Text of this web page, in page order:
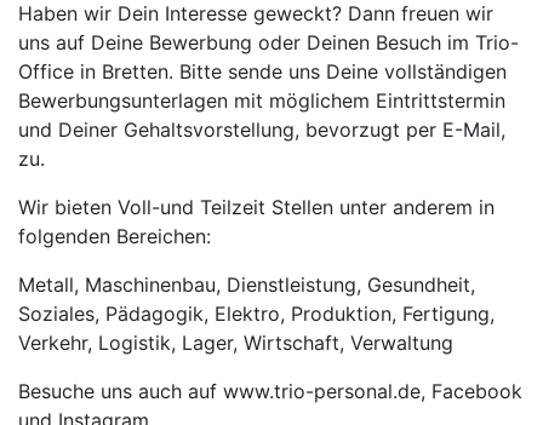
Haben wir Dein Interesse geweckt? Dann freuen wir
uns auf Deine Bewerbung oder Deinen Besuch im Trio-
Office in Bretten. Bitte sende uns Deine vollständigen
Bewerbungsunterlagen mit möglichem Eintrittstermin
und Deiner Gehaltsvorstellung, bevorzugt per E-Mail,
zu.
Wir bieten Voll-und Teilzeit Stellen unter anderem in
folgenden Bereichen:
Metall, Maschinenbau, Dienstleistung, Gesundheit,
Soziales, Pädagogik, Elektro, Produktion, Fertigung,
Verkehr, Logistik, Lager, Wirtschaft, Verwaltung
Besuche uns auch auf www.trio-personal.de, Facebook
und Instagram